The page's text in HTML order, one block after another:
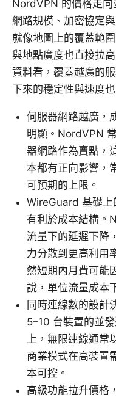
NordVPN 的價格走
網路規模、加密協定
就像地圖上的覆蓋範
與地點廣度也直接拉
資料看，覆蓋越廣的
下來的穩定性與速度
伺服器網路越廣，
明顯。NordVPN
器網路作為賣點，
本都有正向影響，
可預期的上限。
WireGuard 基礎
有利於成本結構。
流量下的延遲下降
力分散到更高利用
然短期內月費可能
說，單位流量成本
同時連線數的設計
5–10 台裝置的並
上，無限連線通
商業模式在高裝置
本可控。
高級功能拉升價格